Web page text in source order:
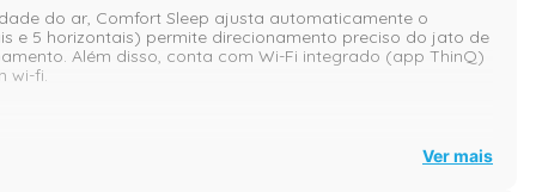
do ar, Comfort Sleep ajusta automaticamente o
e 5 horizontais) permite direcionamento preciso do jato de
Além disso, conta com Wi-Fi integrado (app ThinQ)
wi-fi.
gerar economia de até 70% comparado a modelos
Ver mais